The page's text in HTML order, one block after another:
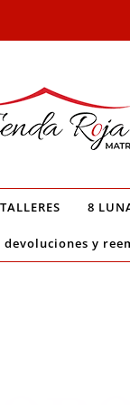
TALLERES 8
y